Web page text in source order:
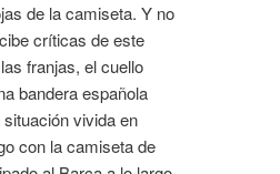
de la camiseta. Y no
críticas de este
franjas, el cuello
bandera española
vivida en
con la camiseta de